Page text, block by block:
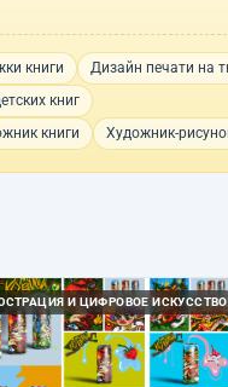
книги
Дизайн печати на
книг
книги Художник-
И ЦИФРОВОЕ ИСКУССТВО